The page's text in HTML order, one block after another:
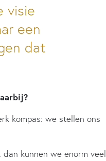
visie
een
dat
kompas: we stellen ons
kunnen we enorm veel